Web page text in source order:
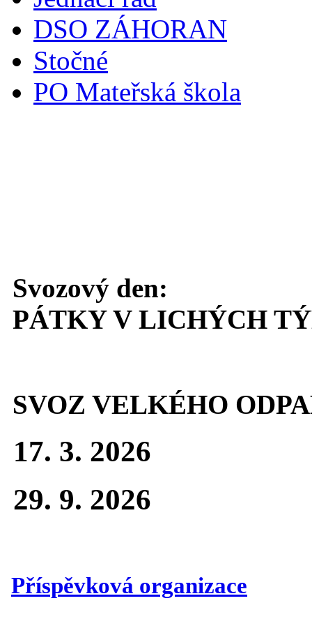
DSO ZÁHORAN
Stočné
PO Mateřská škola
Svozový den:
PÁTKY V LICHÝCH
SVOZ VELKÉHO
17. 3. 2026
29. 9. 2026
Příspěvková organizace